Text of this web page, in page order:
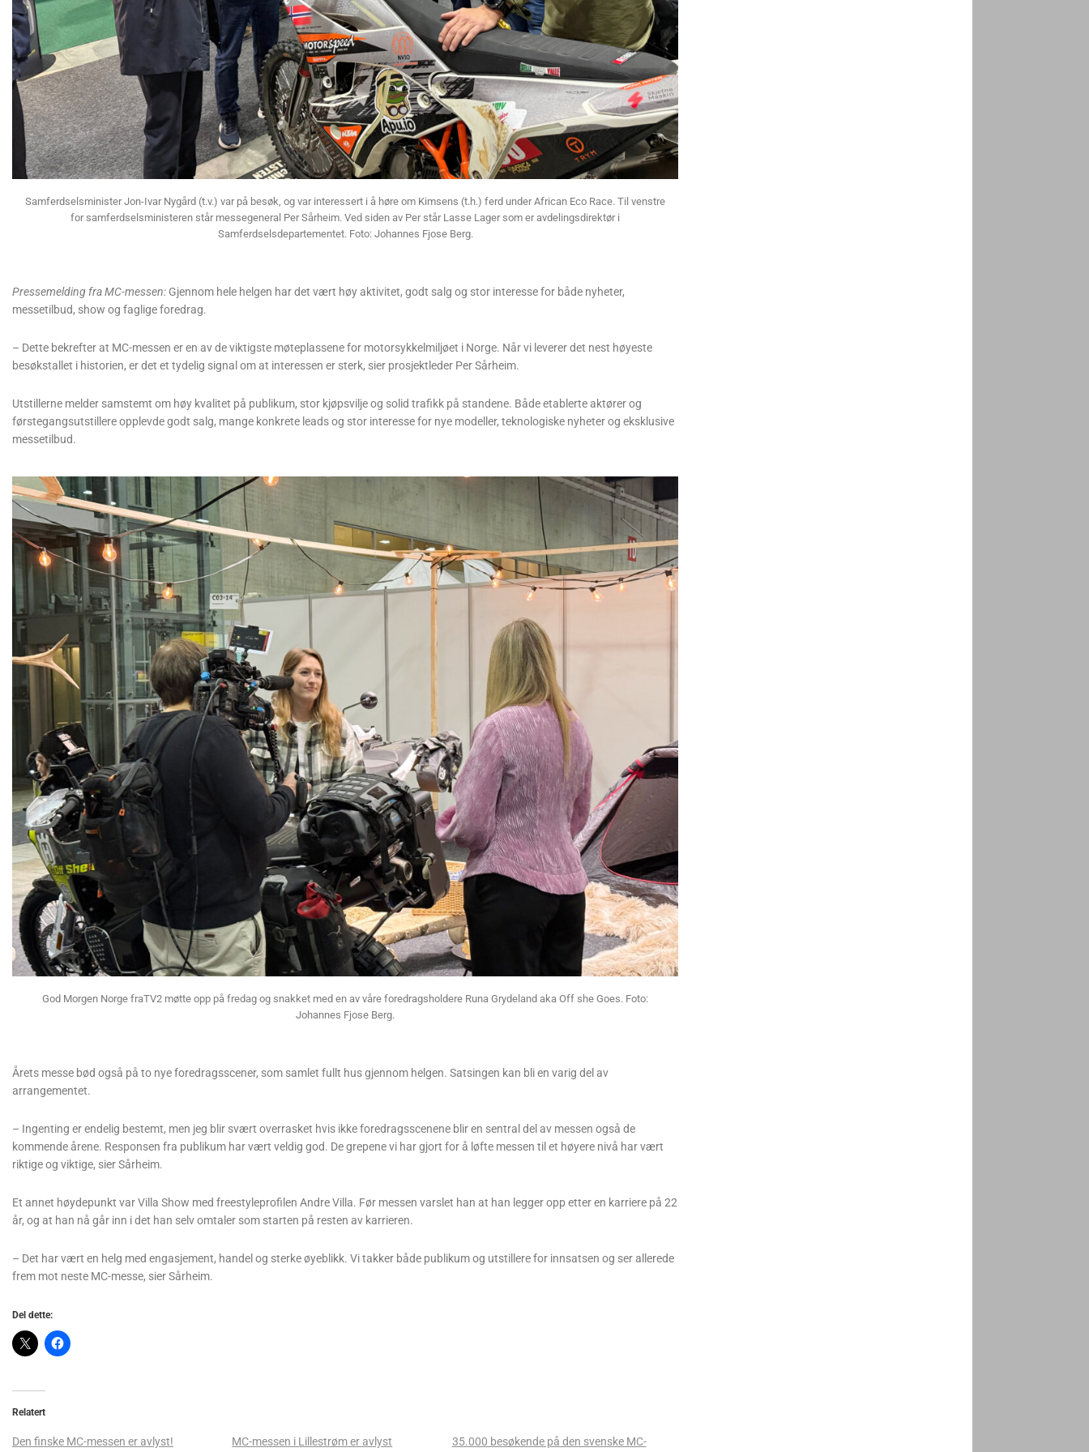
Samferdselsminister Jon-Ivar Nygård (t.v.) var på besøk, og var interessert i å høre om Kimsens (t.h.) ferd under African Eco Race. Til venstre
for samferdselsministeren står messegeneral Per Sårheim. Ved siden av Per står Lasse Lager som er avdelingsdirektør i
Samferdselsdepartementet. Foto: Johannes Fjose Berg.
Pressemelding fra MC-messen: Gjennom hele helgen har det vært høy aktivitet, godt salg og stor interesse for både nyheter,
messetilbud, show og faglige foredrag.
– Dette bekrefter at MC-messen er en av de viktigste møteplassene for motorsykkelmiljøet i Norge. Når vi leverer det nest høyeste
besøkstallet i historien, er det et tydelig signal om at interessen er sterk, sier prosjektleder Per Sårheim.
Utstillerne melder samstemt om høy kvalitet på publikum, stor kjøpsvilje og solid trafikk på standene. Både etablerte aktører og
førstegangsutstillere opplevde godt salg, mange konkrete leads og stor interesse for nye modeller, teknologiske nyheter og eksklusive
messetilbud.
God Morgen Norge fraTV2 møtte opp på fredag og snakket med en av våre foredragsholdere Runa Grydeland aka Off she Goes. Foto:
Johannes Fjose Berg.
Årets messe bød også på to nye foredragsscener, som samlet fullt hus gjennom helgen. Satsingen kan bli en varig del av
arrangementet.
– Ingenting er endelig bestemt, men jeg blir svært overrasket hvis ikke foredragsscenene blir en sentral del av messen også de
kommende årene. Responsen fra publikum har vært veldig god. De grepene vi har gjort for å løfte messen til et høyere nivå har vært
riktige og viktige, sier Sårheim.
Et annet høydepunkt var Villa Show med freestyleprofilen Andre Villa. Før messen varslet han at han legger opp etter en karriere på 22
år, og at han nå går inn i det han selv omtaler som starten på resten av karrieren.
– Det har vært en helg med engasjement, handel og sterke øyeblikk. Vi takker både publikum og utstillere for innsatsen og ser allerede
frem mot neste MC-messe, sier Sårheim.
Del dette:
Relatert
Den finske MC-messen er avlyst!
MC-messen i Lillestrøm er avlyst
35.000 besøkende på den svenske MC-